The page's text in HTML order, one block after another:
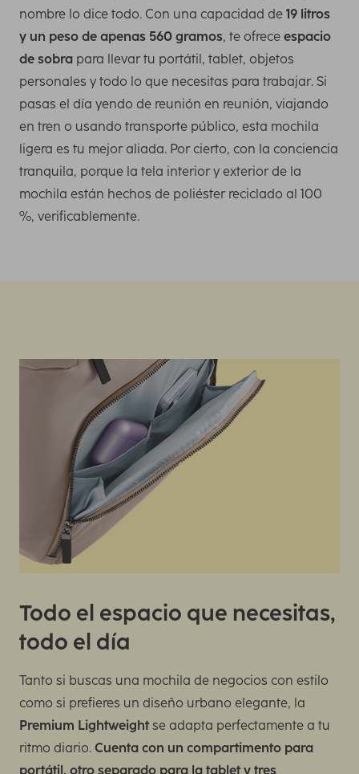
nombre lo dice todo. Con una capacidad de 19 litros
y un peso de apenas 560 gramos, te ofrece espacio
de sobra para llevar tu portátil, tablet, objetos
personales y todo lo que necesitas para trabajar. Si
pasas el día yendo de reunión en reunión, viajando
en tren o usando transporte público, esta mochila
ligera es tu mejor aliada. Por cierto, con la conciencia
tranquila, porque la tela interior y exterior de la
mochila están hechos de poliéster reciclado al 100
%, verificablemente.
Todo el espacio que necesitas,
todo el día
Tanto si buscas una mochila de negocios con estilo
como si prefieres un diseño urbano elegante, la
Premium Lightweightse adapta perfectamente a tu
ritmo diario. Cuenta con un compartimento para
portátil, otro separado para la tablet y tres